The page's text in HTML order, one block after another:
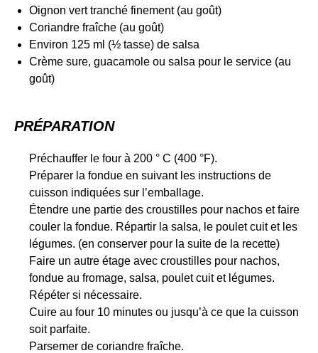
Oignon vert tranché finement (au goût)
Coriandre fraîche (au goût)
Environ 125 ml (½ tasse) de salsa
Crème sure, guacamole ou salsa pour le service (au
goût)
PRÉPARATION
Préchauffer le four à 200 ° C (400 °F).
Préparer la fondue en suivant les instructions de
cuisson indiquées sur l’emballage.
Étendre une partie des croustilles pour nachos et faire
couler la fondue. Répartir la salsa, le poulet cuit et les
légumes. (en conserver pour la suite de la recette)
Faire un autre étage avec croustilles pour nachos,
fondue au fromage, salsa, poulet cuit et légumes.
Répéter si nécessaire.
Cuire au four 10 minutes ou jusqu’à ce que la cuisson
soit parfaite.
Parsemer de coriandre fraîche.